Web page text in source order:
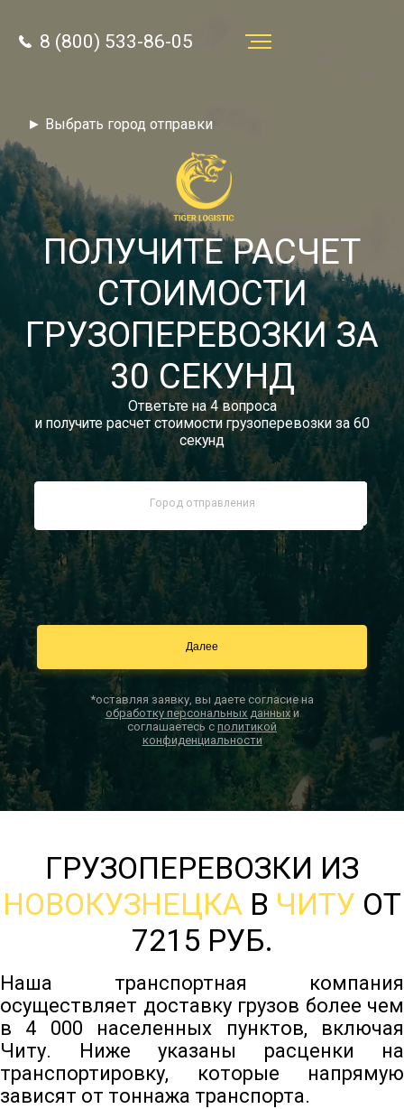
8 (800) 533-86-05
Звонок по России бесплатный
autotransport24@yandex.ru
Заказать звонок
Тарифы
Отзывы
Статьи
Новости
Документы
Контакты
► Выбрать город отправки
8 (800) 533-86-05
ПОЛУЧИТЕ РАСЧЕТ
СТОИМОСТИ
ГРУЗОПЕРЕВОЗКИ ЗА
30 СЕКУНД
Ответьте на 4 вопроса
и получите расчет стоимости грузоперевозки за 60
секунд
*оставляя заявку, вы даете согласие на
обработку персональных данныхи
соглашаетесь с политикой
конфиденциальности
ГРУЗОПЕРЕВОЗКИ ИЗ
НОВОКУЗНЕЦКА В ЧИТУ ОТ
7215 РУБ.
Наша транспортная компания
осуществляет доставку грузов более чем
в 4 000 населенных пунктов, включая
Читу. Ниже указаны расценки на
транспортировку, которые напрямую
зависят от тоннажа транспорта.